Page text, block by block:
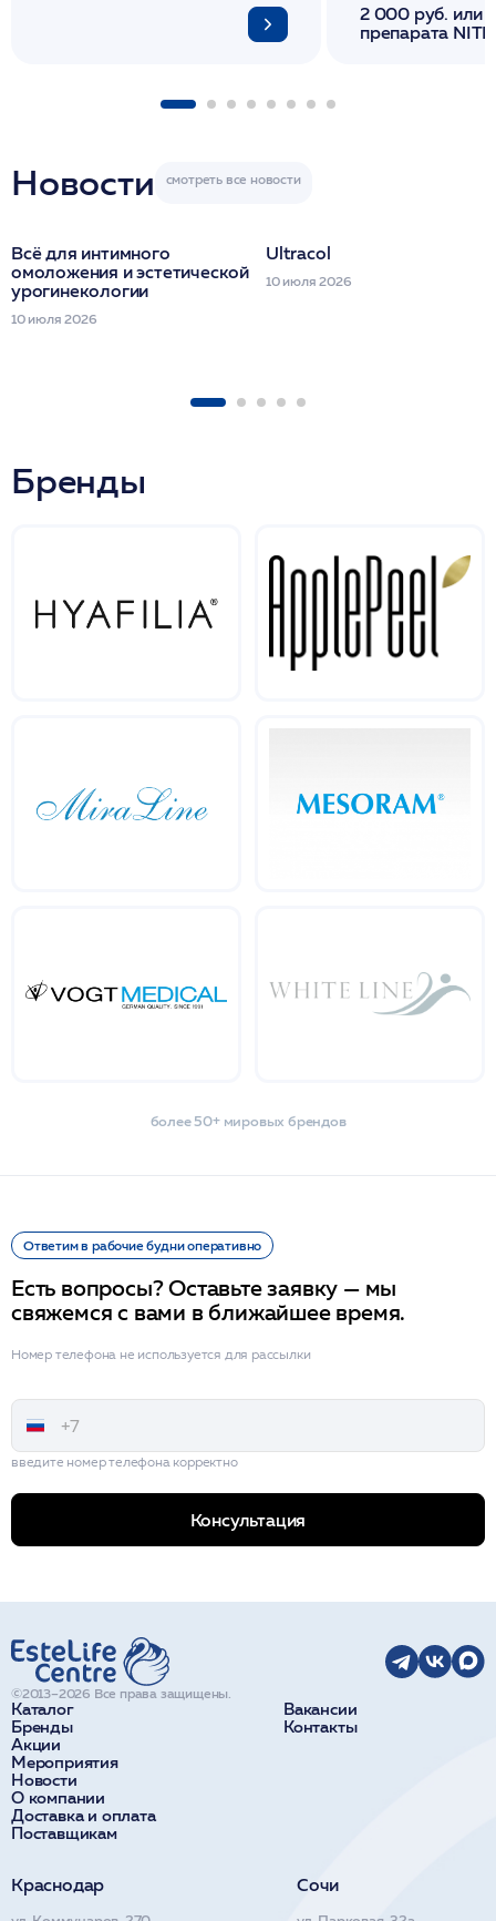
2 000 руб. или
препарата
Новости
Всё для интимного
омоложения и эстетической
урогинекологии
10 июля 2026
Ultracol
10 июля 2026
Бренды
более 50+ мировых брендов
Ответим в рабочие будни оперативно
Есть вопросы? Оставьте заявку — мы
свяжемся с вами в ближайшее время.
Номер телефона не используется для рассылки
введите номер телефона корректно
Консультация
Каталог
Бренды
Акции
Мероприятия
Новости
О компании
Доставка и оплата
Поставщикам
Вакансии
Контакты
©2013–2026 Все права защищены.
Краснодар Сочи